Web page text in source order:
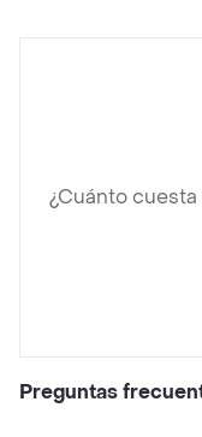
¿Cuánto
Preguntas